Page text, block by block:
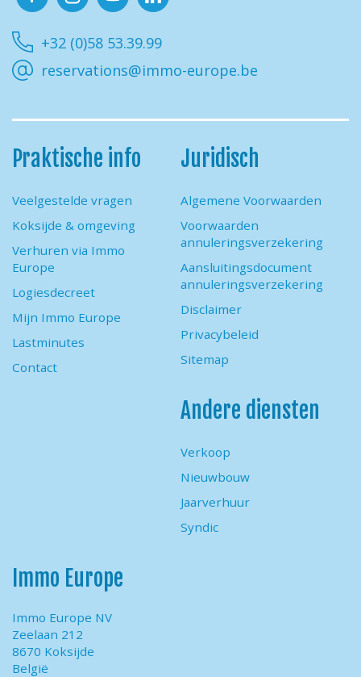
+32 (0)58 53.39.99
reservations@immo-europe.be
Praktische info
Veelgestelde vragen
Koksijde & omgeving
Verhuren via Immo
Europe
Logiesdecreet
Mijn Immo Europe
Lastminutes
Contact
Juridisch
Algemene Voorwaarden
Voorwaarden
annuleringsverzekering
Aansluitingsdocument
annuleringsverzekering
Disclaimer
Privacybeleid
Sitemap
Andere diensten
Verkoop
Nieuwbouw
Jaarverhuur
Syndic
Immo Europe
Immo Europe NV
Zeelaan 212
8670 Koksijde
België